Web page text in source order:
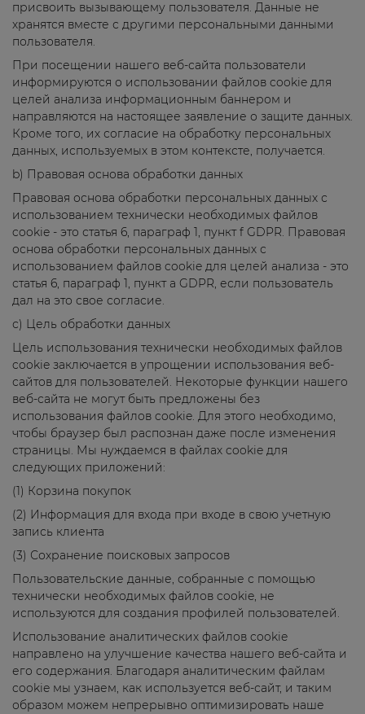
присвоить вызывающему пользователя. Данные не
хранятся вместе с другими персональными данными
пользователя.
При посещении нашего веб-сайта пользователи
информируются о использовании файлов cookie для
целей анализа информационным баннером и
направляются на настоящее заявление о защите данных.
Кроме того, их согласие на обработку персональных
данных, используемых в этом контексте, получается.
b) Правовая основа обработки данных
Правовая основа обработки персональных данных с
использованием технически необходимых файлов
cookie - это статья 6, параграф 1, пункт f GDPR. Правовая
основа обработки персональных данных с
использованием файлов cookie для целей анализа - это
статья 6, параграф 1, пункт a GDPR, если пользователь
дал на это свое согласие.
с) Цель обработки данных
Цель использования технически необходимых файлов
cookie заключается в упрощении использования веб-
сайтов для пользователей. Некоторые функции нашего
веб-сайта не могут быть предложены без
использования файлов cookie. Для этого необходимо,
чтобы браузер был распознан даже после изменения
страницы. Мы нуждаемся в файлах cookie для
следующих приложений:
(1) Корзина покупок
(2) Информация для входа при входе в свою учетную
запись клиента
(3) Сохранение поисковых запросов
Пользовательские данные, собранные с помощью
технически необходимых файлов cookie, не
используются для создания профилей пользователей.
Использование аналитических файлов cookie
направлено на улучшение качества нашего веб-сайта и
его содержания. Благодаря аналитическим файлам
cookie мы узнаем, как используется веб-сайт, и таким
образом можем непрерывно оптимизировать наше